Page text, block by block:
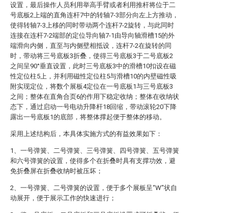
设置，最后操作人员利用举高手臂或者利用推杆将位于二
号底板2上端的直角连杆7中的转轴7-3部分向左上方推动，
使得转轴7-3上移的同时带动两个连杆7-2旋转，与此同时
连接在连杆7-2端部的定位导向轴7-1由导向轴滑槽15的外
端滑向内侧，直至与内侧壁相抵设，连杆7-2在旋转的同
时，带动将三号底板3折叠，使得三号底板3于二号底板2
之间呈90°垂直设置，此时三号底板3中的滑槽10扣设在磁
性定位柱5上，并利用磁性定位柱5与滑槽10的内壁磁性吸
附实现定位，将数个展板4定位在一号底板1与三号底板3
之间；整体在直角合页6的作用下稳定收纳；整体在收纳状
态下，通过启动一号电动升降杆18回缩，带动滚轮20下降
露出一号底板1的底部，将整体撑起便于整体的移动。
采用上述结构后，本具体实施方式的有益效果如下：
1、一号弹簧、二号弹簧、三号弹簧、四号弹簧、五号弹簧
和六号弹簧的设置，使得多个在折叠时具有支撑功效，避
免折叠屏在折叠收纳时被压坏；
2、一号弹簧、二号弹簧的设置，便于多个展板呈“W”状自
动展开，便于展示工作的快速进行；